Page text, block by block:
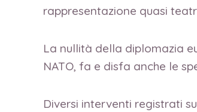
rappresentazione quasi
La nullità della diplomazia
NATO, fa e disfa anche le
Diversi interventi registrati